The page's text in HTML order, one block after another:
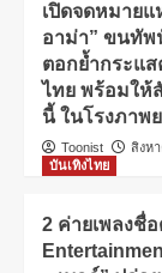
เปิดจดหมายแ
อาม่า” ขนทัพ
ตอกย้ำกระแ
ไทย พร้อมให้
นี้ ในโรงภาพ
Toonist
สิงห
บันเทิงไทย
2 ค่ายเพลงชื่